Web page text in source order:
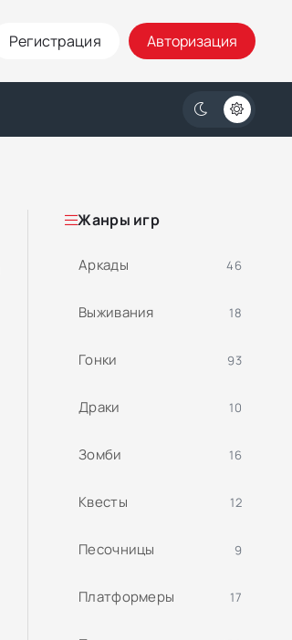
Регистрация Авторизация
Жанры игр
Аркады 46
Выживания 18
Гонки 93
Драки 10
Зомби 16
Квесты 12
Песочницы 9
Платформеры 17